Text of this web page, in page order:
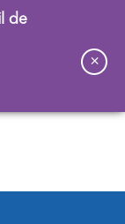
de
×